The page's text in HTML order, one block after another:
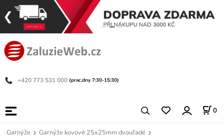
+420 773 531 000 (prac.dny 7:30-15:30)
0
Garnýže Garnýže kovové 25x25mm dvouřadé